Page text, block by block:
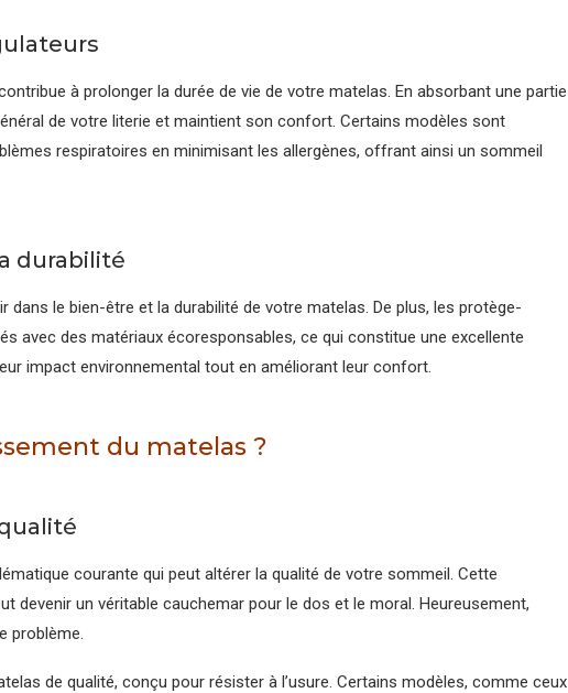
à prolonger la durée de vie de votre matelas. En absorbant une partie
de votre literie et maintient son confort. Certains modèles sont
respiratoires en minimisant les allergènes, offrant ainsi un sommeil
durabilité
dans le bien-être et la durabilité de votre matelas. De plus, les protège-
avec des matériaux écoresponsables, ce qui constitue une excellente
impact environnemental tout en améliorant leur confort.
du matelas ?
courante qui peut altérer la qualité de votre sommeil. Cette
devenir un véritable cauchemar pour le dos et le moral. Heureusement,
problème.
de qualité, conçu pour résister à l’usure. Certains modèles, comme ceux